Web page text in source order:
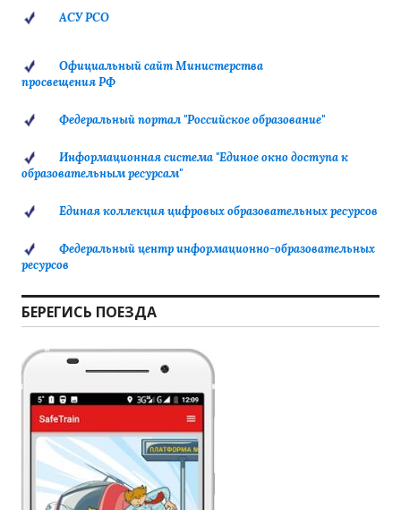
АСУ РСО
Официальный сайт Министерства
просвещения РФ
Федеральный портал "Российское образование"
Информационная система "Единое окно доступа к
образовательным ресурсам"
Единая коллекция цифровых образовательных ресурсов
Федеральный центр информационно-образовательных
ресурсов
БЕРЕГИСЬ ПОЕЗДА